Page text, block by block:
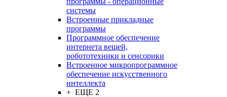
системы
Встроенные прикладные
программы
Программное обеспечение
интернета вещей,
робототехники и сенсорики
Встроенное микропрограммное
обеспечение искусственного
интеллекта
+ ЕЩЕ 2